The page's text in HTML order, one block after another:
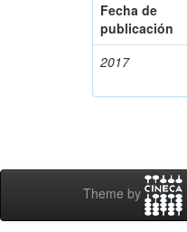
Fecha de
publicación
2017
Theme by